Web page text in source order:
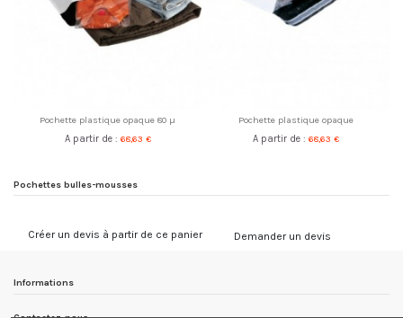
Pochette plastique opaque 80 µ
A partir de : 68,63 €
Pochette plastique opaque
A partir de : 68,63 €
Pochettes bulles-mousses
Créer un devis à partir de ce panier Demander un devis
Informations